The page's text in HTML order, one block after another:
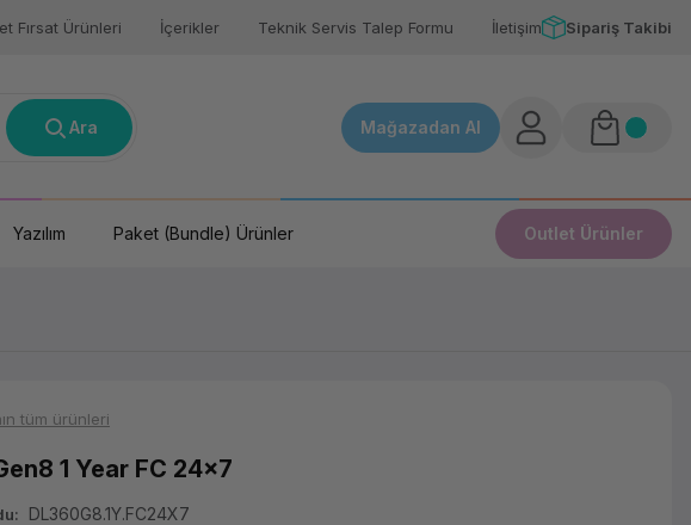
Fırsat Ürünleri İçerikler Teknik Servis Talep Formu İletişim Sipariş Takibi
Ara Mağazadan Al
Yazılım Paket (Bundle) Ürünler Outlet Ürünler
tüm ürünleri
1 Year FC 24x7
DL360G8.1Y.FC24X7